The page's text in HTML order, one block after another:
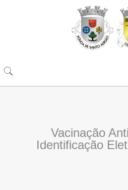
Vacinação
Identificação